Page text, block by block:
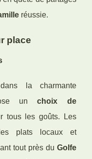
réussie.
place
la charmante
unchoix de
tous les goûts. Les
plats locaux et
tout près du Golfe